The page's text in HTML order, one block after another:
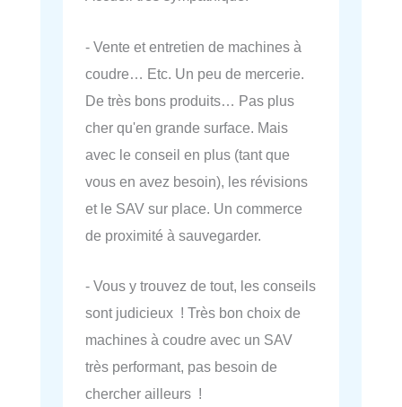
- Vente et entretien de machines à
coudre… Etc. Un peu de mercerie.
De très bons produits… Pas plus
cher qu'en grande surface. Mais
avec le conseil en plus (tant que
vous en avez besoin), les révisions
et le SAV sur place. Un commerce
de proximité à sauvegarder.
- Vous y trouvez de tout, les conseils
sont judicieux ! Très bon choix de
machines à coudre avec un SAV
très performant, pas besoin de
chercher ailleurs !